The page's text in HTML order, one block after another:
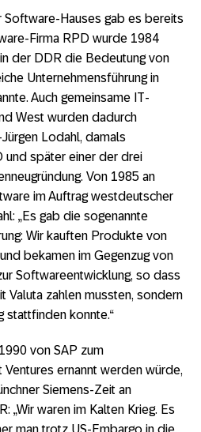
Software-Hauses gab es bereits
Firma RPD wurde 1984
der DDR die Bedeutung von
Unternehmensführung in
Auch gemeinsame IT-
West wurden dadurch
Lodahl, damals
und später einer der drei
Von 1985 an
im Auftrag westdeutscher
„Es gab die sogenannte
Wir kauften Produkte von
bekamen im Gegenzug von
Softwareentwicklung, so dass
Valuta zahlen mussten, sondern
stattfinden konnte.“
von SAP zum
ernannt werden würde,
Siemens-Zeit an
„Wir waren im Kalten Krieg. Es